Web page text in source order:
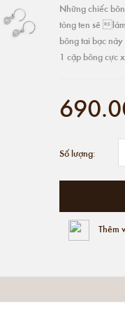
Những chiếc
tòng ten sẽ
bông tai bạc
1 cặp bông cực
Số lượng:
Thêm